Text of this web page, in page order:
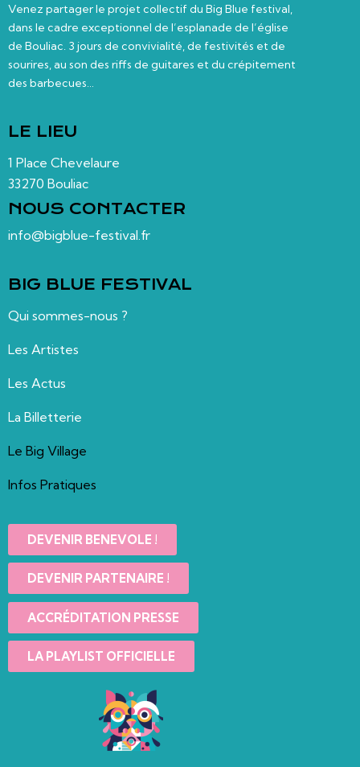
Venez partager le projet collectif du Big Blue festival,
dans le cadre exceptionnel de l’esplanade de l’église
de Bouliac. 3 jours de convivialité, de festivités et de
sourires, au son des riffs de guitares et du crépitement
des barbecues…
LE LIEU
1 Place Chevelaure
33270 Bouliac
NOUS CONTACTER
info@bigblue-festival.fr
BIG BLUE FESTIVAL
Qui sommes-nous ?
Les Artistes
Les Actus
La Billetterie
Le Big Village
Infos Pratiques
DEVENIR BENEVOLE !
DEVENIR PARTENAIRE !
ACCRÉDITATION PRESSE
LA PLAYLIST OFFICIELLE